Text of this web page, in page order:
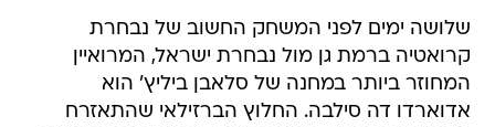
שלושה ימים לפני המשחק החשוב של נבחרת
קרואטיה ברמת גן מול נבחרת ישראל, המרואיין
המחוזר ביותר במחנה של סלאבן ביליץ' הוא
אדוארדו דה סילבה. החלוץ הברזילאי שהתאזרח